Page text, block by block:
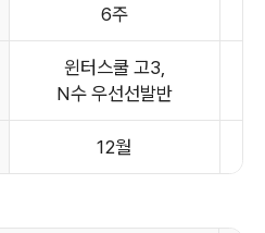
6주
윈터스쿨 고3,
N수 우선선발반
12월